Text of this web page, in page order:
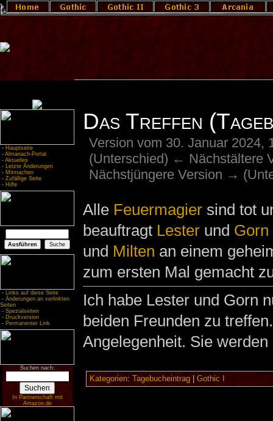
- Hauptseite
- Almanach-Portal
- Aktuelles
- Letzte Änderungen
- Mitmachen
- Zufällige Seite
- Hilfe
- Links auf diese Seite
- Änderungen an verlinkten
Seiten
- Spezialseiten
- Druckversion
- Permanenter Link
Suchen nach:
In Partnerschaft mit
Amazon.de
Das Treffen
Version vom 30. Januar 2024,
(Unterschied) ← Nächstältere
Nächstjüngere Version →
Alle Feuermagiersind tot
beauftragt Lesterund Gorn
und Milten an einem
zum ersten Mal gemacht
Ich habe Lester und Gorn
beiden Freunden zu
Angelegenheit. Sie
Kategorien: Tagebucheintrag| Gothic I